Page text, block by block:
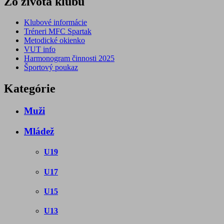
Klubové informácie
Tréneri MFC Spartak
Metodické okienko
VUT info
Harmonogram činnosti 2025
Športový poukaz
Kategórie
Muži
Mládež
U19
U17
U15
U13